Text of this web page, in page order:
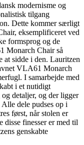
modernisme og
tilgang
Dette kommer særligt
eksemplificeret ved
formsprog og de
Monarch Chair så
at sidde i den. Lauritzen
VLA61 Monarch
I samarbejde med
i et nutidigt
detaljer, og der ligger
dele pudses op i
først, når stolen er
disse finesser er med til
genskabte